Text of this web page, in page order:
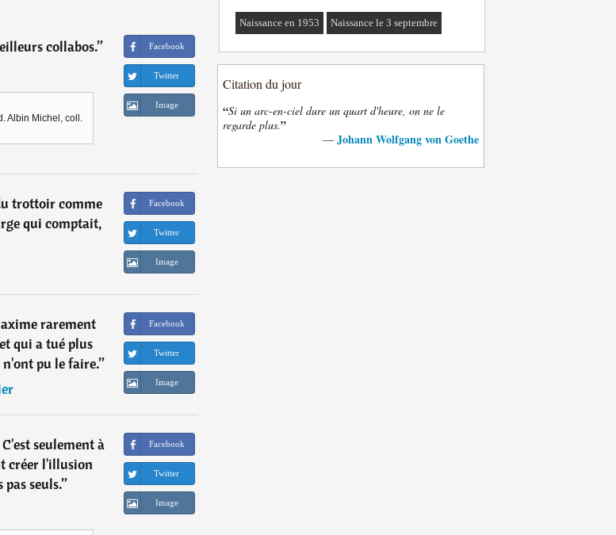
collabos.”
Albin Michel, coll.
Facebook
Twitter
Image
trottoir comme
qui comptait,
Facebook
Twitter
Image
rarement
qui a tué plus
n'ont pu le faire.”
Facebook
Twitter
Image
seulement à
créer l'illusion
seuls.”
Facebook
Twitter
Image
Naissance en 1953 Naissance le 3 septembre
Citation du jour
“Si un arc-en-ciel dure un quart d'heure, on ne le
regarde plus.”
— Johann Wolfgang von Goethe